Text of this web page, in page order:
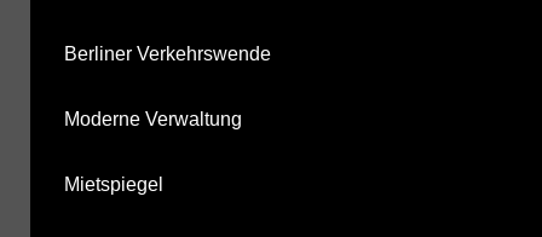
Berliner Verkehrswende
Moderne Verwaltung
Mietspiegel